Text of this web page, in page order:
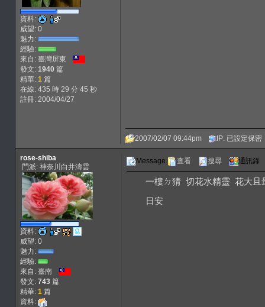
資料:
威望: 0
魅力:
經驗:
來自: 臺灣屏東
發文: 1940 篇
精華: 1篇
在線: 435 時 29 分 45 秒
註冊: 2004/04/27
2007/02/07 09:44pm IP: 已設定保密
rose-shiba
門派: 神奈川白井濤雲
資料:
威望: 0
魅力:
經驗:
來自: 臺南
發文: 743篇
精華: 1篇
資料:
Message 查看 搜尋 通訊錄
一樓ㄉ猜 切花水精靈 花大
日安